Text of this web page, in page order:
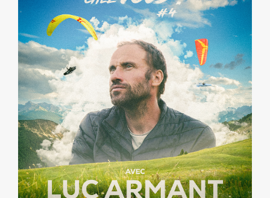
J’IRAI ATTERRIR CHEZ VOUS, AVEC
LUC ARMANT